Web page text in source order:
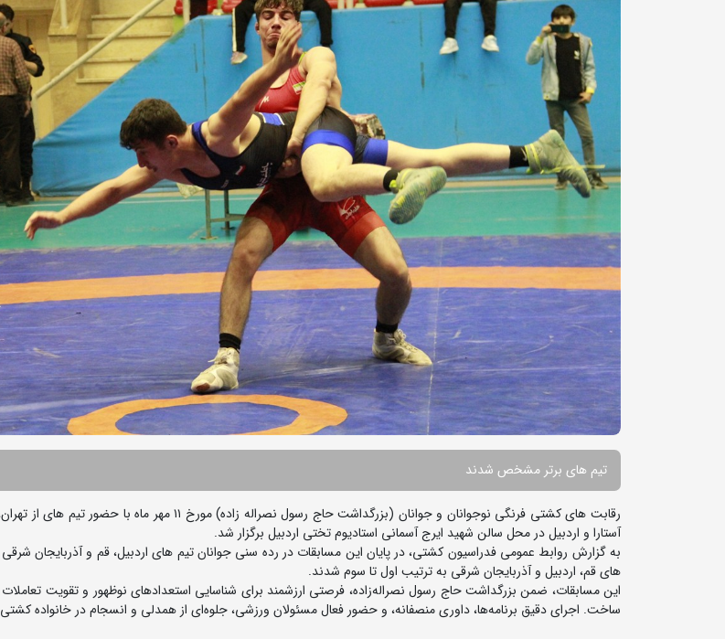
تیم های برتر مشخص شدند
رقابت های کشتی فرنگی نوجوانان و جوانان (بزرگداشت حاج رسول نصراله زاده)
آستارا و اردبیل در محل سالن شهید ایرج آسمانی استادیوم تختی اردبیل برگزار شد.
به گزارش روابط عمومی فدراسیون کشتی، در پایان این مسابقات در رده سنی جوانان تیم های اردبیل، قم و آذربایجان
های قم، اردبیل و آذربایجان شرقی به ترتیب اول تا سوم شدند.
این مسابقات، ضمن بزرگداشت حاج رسول نصراله‌زاده، فرصتی ارزشمند برای شناسایی استعدادهای نوظهور و تقویت
ساخت. اجرای دقیق برنامه‌ها، داوری منصفانه، و حضور فعال مسئولان ورزشی، جلوه‌ای از همدلی و انسجام در خانواده